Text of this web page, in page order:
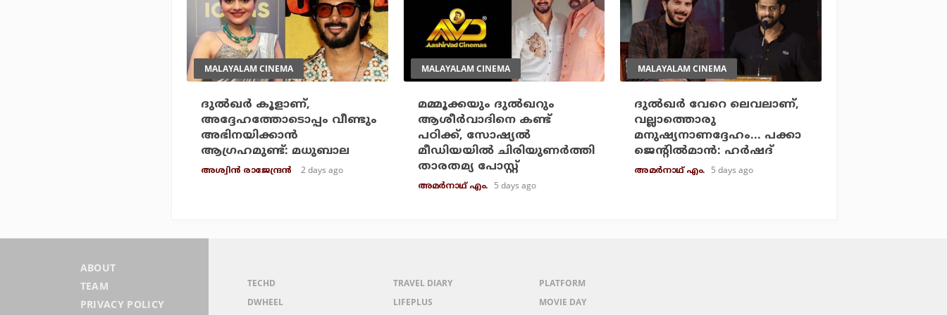
MALAYALAM CINEMA
ദുല്‍ഖര്‍ കൂളാണ്,
അദ്ദേഹത്തോടൊപ്പം വീണ്ടും
അഭിനയിക്കാന്‍
ആഗ്രഹമുണ്ട്: മധുബാല
അശ്വിന്‍ രാജേന്ദ്രന്‍ 2 days ago
MALAYALAM CINEMA
മമ്മൂക്കയും ദുല്‍ഖറും
ആശീര്‍വാദിനെ കണ്ട്
പഠിക്ക്, സോഷ്യല്‍
മീഡിയയില്‍ ചിരിയുണര്‍ത്തി
താരതമ്യ പോസ്റ്റ്
അമര്‍നാഥ് എം. 5 days ago
MALAYALAM CINEMA
ദുല്‍ഖര്‍ വേറെ ലെവലാണ്,
വല്ലാത്തൊരു
മനുഷ്യനാണദ്ദേഹം... പക്കാ
ജെന്റില്‍മാന്‍: ഹര്‍ഷദ്
അമര്‍നാഥ് എം. 5 days ago
ABOUT
TEAM
PRIVACY POLICY
TECHD
DWHEEL
TRAVEL DIARY
LIFEPLUS
PLATFORM
MOVIE DAY